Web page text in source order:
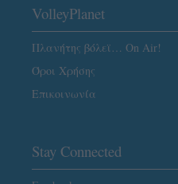
VolleyPlanet
Πλανήτης βόλεϊ… On Air!
Όροι Χρήσης
Επικοινωνία
Stay Connected